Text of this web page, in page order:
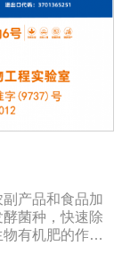
产品和食品加
菌种，快速除
有机肥的作